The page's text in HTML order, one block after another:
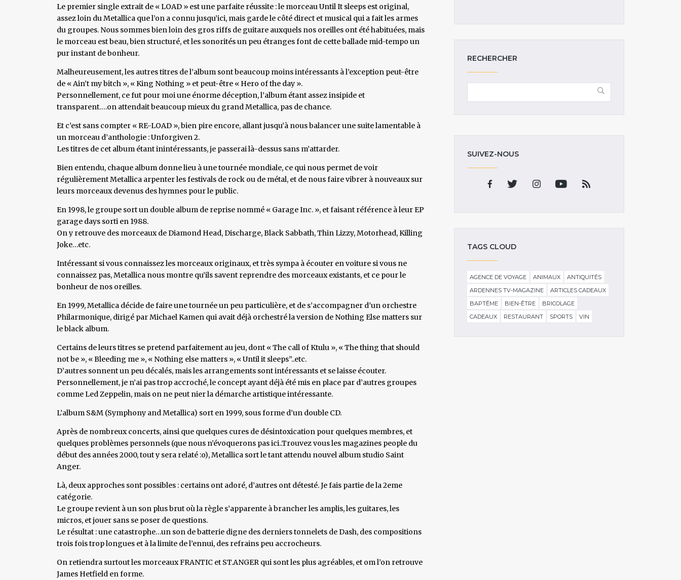
Le premier single extrait de « LOAD » est une parfaite réussite : le morceau Until It sleeps est original,
assez loin du Metallica que l’on a connu jusqu’ici, mais garde le côté direct et musical qui a fait les armes
du groupes. Nous sommes bien loin des gros riffs de guitare auxquels nos oreilles ont été habituées, mais
le morceau est beau, bien structuré, et les sonorités un peu étranges font de cette ballade mid-tempo un
pur instant de bonheur.
Malheureusement, les autres titres de l’album sont beaucoup moins intéressants à l’exception peut-être
de « Ain’t my bitch », « King Nothing » et peut-être « Hero of the day ».
Personnellement, ce fut pour moi une énorme déception, l’album étant assez insipide et
transparent….on attendait beaucoup mieux du grand Metallica, pas de chance.
Et c’est sans compter « RE-LOAD », bien pire encore, allant jusqu’à nous balancer une suite lamentable à
un morceau d’anthologie : Unforgiven 2.
Les titres de cet album étant inintéressants, je passerai là-dessus sans m’attarder.
Bien entendu, chaque album donne lieu à une tournée mondiale, ce qui nous permet de voir
régulièrement Metallica arpenter les festivals de rock ou de métal, et de nous faire vibrer à nouveaux sur
leurs morceaux devenus des hymnes pour le public.
En 1998, le groupe sort un double album de reprise nommé « Garage Inc. », et faisant référence à leur EP
garage days sorti en 1988.
On y retrouve des morceaux de Diamond Head, Discharge, Black Sabbath, Thin Lizzy, Motorhead, Killing
Joke…etc.
Intéressant si vous connaissez les morceaux originaux, et très sympa à écouter en voiture si vous ne
connaissez pas, Metallica nous montre qu’ils savent reprendre des morceaux existants, et ce pour le
bonheur de nos oreilles.
En 1999, Metallica décide de faire une tournée un peu particulière, et de s’accompagner d’un orchestre
Philarmonique, dirigé par Michael Kamen qui avait déjà orchestré la version de Nothing Else matters sur
le black album.
Certains de leurs titres se pretend parfaitement au jeu, dont « The call of Ktulu », « The thing that should
not be », « Bleeding me », « Nothing else matters », « Until it sleeps”..etc.
D’autres sonnent un peu décalés, mais les arrangements sont intéressants et se laisse écouter.
Personnellement, je n’ai pas trop accroché, le concept ayant déjà été mis en place par d’autres groupes
comme Led Zeppelin, mais on ne peut nier la démarche artistique intéressante.
L’album S&M (Symphony and Metallica) sort en 1999, sous forme d’un double CD.
Après de nombreux concerts, ainsi que quelques cures de désintoxication pour quelques membres, et
quelques problèmes personnels (que nous n’évoquerons pas ici..Trouvez vous les magazines people du
début des années 2000, tout y sera relaté :o), Metallica sort le tant attendu nouvel album studio Saint
Anger.
Là, deux approches sont possibles : certains ont adoré, d’autres ont détesté. Je fais partie de la 2eme
catégorie.
Le groupe revient à un son plus brut où la règle s’apparente à brancher les amplis, les guitares, les
micros, et jouer sans se poser de questions.
Le résultat : une catastrophe…un son de batterie digne des derniers tonnelets de Dash, des compositions
trois fois trop longues et à la limite de l’ennui, des refrains peu accrocheurs.
On retiendra surtout les morceaux FRANTIC et ST.ANGER qui sont les plus agréables, et om l’on retrouve
James Hetfield en forme.
RECHERCHER
SUIVEZ-NOUS
TAGS CLOUD
AGENCE DE VOYAGE ANIMAUX
ANTIQUITÉS
ARDENNES TV-MAGAZINE
ARTICLES CADEAUX
BAPTÊME
BIEN-ÊTRE
BRICOLAGE
CADEAUX
RESTAURANT SPORTS VIN